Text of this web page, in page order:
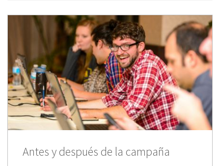
Antes y después de la campaña